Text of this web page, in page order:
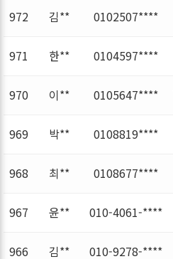
972 김** 0102507****
971 한** 0104597****
970 이** 0105647****
969 박** 0108819****
968 최** 0108677****
967 윤** 010-4061-****
966 김** 010-9278-****